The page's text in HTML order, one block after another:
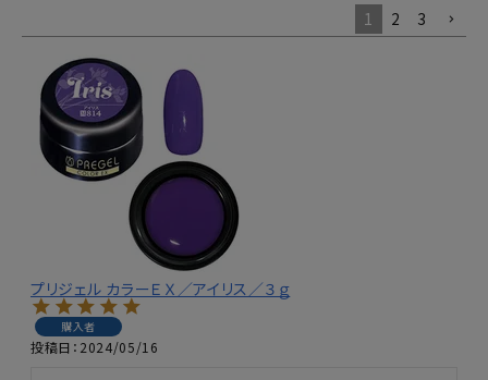
1
2 3
プリジェル カラーＥＸ／アイリス／３ｇ
購入者
投稿日 2024/05/16